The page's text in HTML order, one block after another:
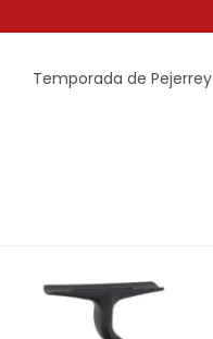
Temporada de Pejerrey